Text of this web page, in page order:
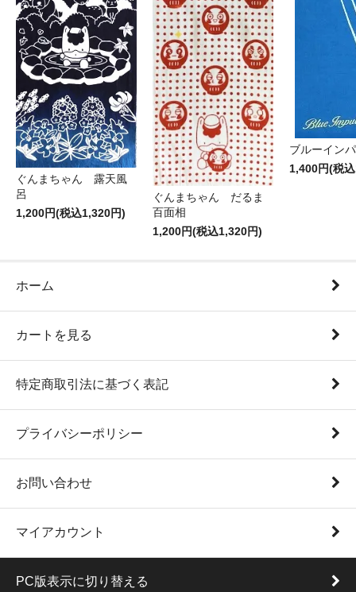
ぐんまちゃん 露天風
呂
1,200円(税込1,320円)
ぐんまちゃん だるま
百面相
1,200円(税込1,320円)
ブルーイン
1,400円(税
ホーム
カートを見る
特定商取引法に基づく表記
プライバシーポリシー
お問い合わせ
マイアカウント
PC版表示に切り替える